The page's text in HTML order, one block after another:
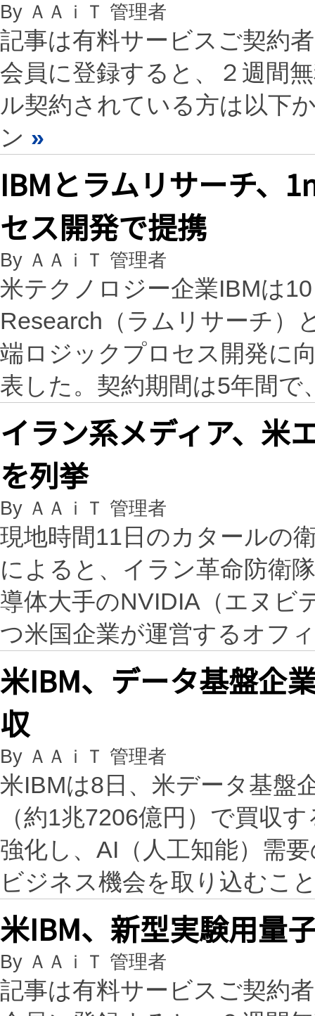
By ＡＡｉＴ 管理者
記事は有料サービスご契約
会員に登録すると、２週間
ル契約されている方は以下
ン »
IBMとラムリサーチ、
セス開発で提携
By ＡＡｉＴ 管理者
米テクノロジー企業IBMは
Research（ラムリサーチ）
端ロジックプロセス開発に
表した。契約期間は5年間で
イラン系メディア、米
を列挙
By ＡＡｉＴ 管理者
現地時間11日のカタールの
によると、イラン革命防衛
導体大手のNVIDIA（エヌビ
つ米国企業が運営するオフ
米IBM、データ基盤企
収
By ＡＡｉＴ 管理者
米IBMは8日、米データ基盤
（約1兆7206億円）で買収
強化し、AI（人工知能）需
ビジネス機会を取り込むこ
米IBM、新型実験用量
By ＡＡｉＴ 管理者
記事は有料サービスご契約